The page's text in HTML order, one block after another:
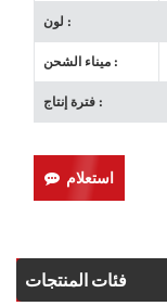
لون :
ميناء الشحن :
فترة إنتاج :
استعلام
فئات المنتجات